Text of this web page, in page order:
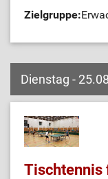
Zielgruppe:
Dienstag -
Tischtennis